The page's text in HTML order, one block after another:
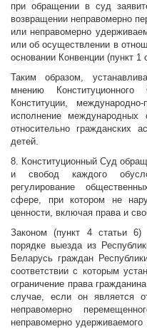
при обращении в суд
возвращении неправомерно
или неправомерно
или об осуществлении в
основании Конвенции (пункт 1
Таким образом,
мнению
Конституции,
исполнение международных
относительно гражданских
детей.
8. Конституционный Суд
и свобод каждого
регулирование
сфере, при котором не
ценности, включая права и
Законом (пункт 4 статьи
порядке выезда из
Беларусь граждан
соответствии с которым
ограничение права
случае, если он является
неправомерно
неправомерно